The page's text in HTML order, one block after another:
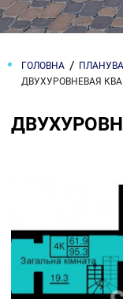
ГОЛОВНА
ДВУХУРОВНЕВАЯ